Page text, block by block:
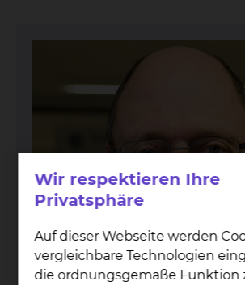
Wir respektieren Ihre
Privatsphäre
Auf dieser Webseite werden
vergleichbare Technologien
die ordnungsgemäße Funktion